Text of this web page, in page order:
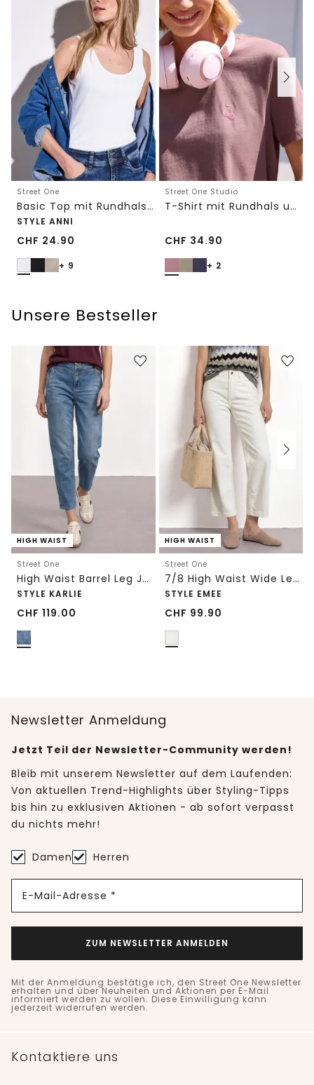
Street One
Basic Top mit Rundhals in Unifarbe
STYLE ANNI
CHF 24.90
+ 9
Street One Studio
T-Shirt mit Rundhals und Embroidery-Detail
CHF 34.90
+ 2
Unsere Bestseller
HIGH WAIST
Street One
High Waist Barrel Leg Jeans im Loose Fit
STYLE KARLIE
CHF 119.00
HIGH WAIST
Street One
7/8 High Waist Wide Leg Jeans im Loose Fit
STYLE EMEE
CHF 99.90
Newsletter Anmeldung
Jetzt Teil der Newsletter-Community werden!
Bleib mit unserem Newsletter auf dem Laufenden:
Von aktuellen Trend-Highlights über Styling-Tipps
bis hin zu exklusiven Aktionen - ab sofort verpasst
du nichts mehr!
Damen Herren
E-Mail-Adresse *
ZUM NEWSLETTER ANMELDEN
Mit der Anmeldung bestätige ich, den Street One Newsletter
erhalten und über Neuheiten und Aktionen per E-Mail
informiert werden zu wollen. Diese Einwilligung kann
jederzeit widerrufen werden.
Kontaktiere uns